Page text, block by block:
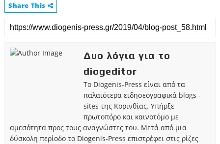
Share This
Δυο λόγια για το
diogeditor
Το Diogenis-Press είναι από τα
παλαιότερα ειδησεογραφικά blogs -
sites της Κορινθίας. Υπήρξε
πρωτοπόρο και καινοτόμο με
αμεσότητα προς τους αναγνώστες του. Μετά από μια
δύσκολη περίοδο το Diogenis-Press επιστρέφει στις ρίζες